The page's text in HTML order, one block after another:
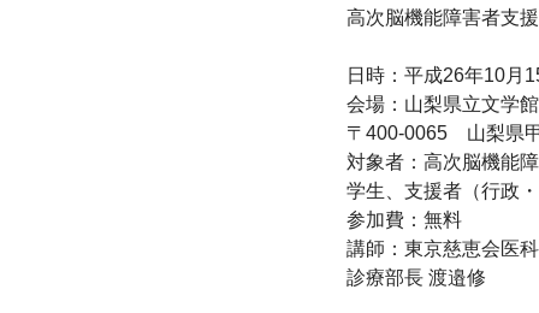
高次脳機能障害者支
日時：平成26年10月
会場：山梨県立文学
〒400-0065　山梨県
対象者：高次脳機能
学生、支援者（行政
参加費：無料
講師：東京慈恵会医
診療部長 渡邉修